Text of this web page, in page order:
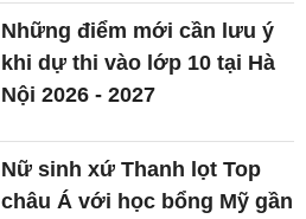
Những điểm mới cần lưu ý
khi dự thi vào lớp 10 tại Hà
Nội 2026 - 2027
Nữ sinh xứ Thanh lọt Top
châu Á với học bổng Mỹ gần